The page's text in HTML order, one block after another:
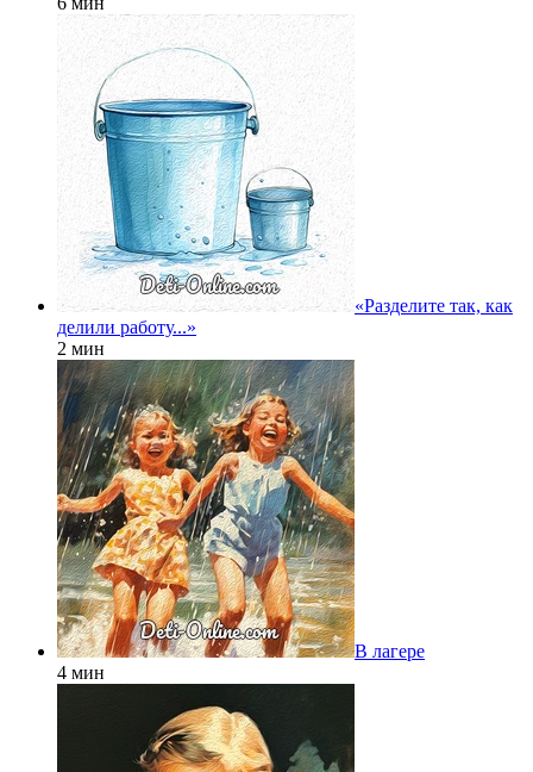
«Разделите так, как
делили работу...»
2 мин
В лагере
4 мин